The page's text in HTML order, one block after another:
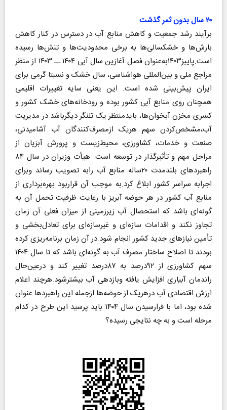
۲۰ سال بدون ثمر گذشت
برآیند رشد جمعیت و کاهش منابع آب در دسترس در کنار کاهش
بارش‌ها و خشکسالی‌ها به برخی محدودیت‌ها و تنش‌ها رسیده
است.پاییز۱۴۰۳به‌عنوان فصل آغازین سال آبی ۱۴۰۴ ــ ۱۴۰۳ از منظر
مراجع ملی و بین‌المللی هواشناسی، سال خشک و نسبتا گرمی برای
ایران پیش‌بینی شده است. این یعنی سایه تغییرات اقلیمی
همچنان روی منابع آبی کشور بوده و رودخانه‌های خشک کشور و
کسری مخزن آبخوان‌ها، بایدمنتظر یک تلنگر دیگرباشد.در مدیریت
آب،مشخص‌کردن سهم هریک ازمصرف‌کنندگان آب آشامیدنی،
صنعت و خدمات، کشاورزی، محیط‌زیست و پرورش آبزیان از
مراحل مهم و تأثیرگذار در توسعه است. هیأت وزیران در سال ۸۴
راهبردهای بلندمدت ۲۰ساله منابع آب رابه تصویب رساند وبرای
اجرابه سراسر کشور ابلاغ کرد.به موجب آن قراربود بهره‌برداری از
منابع آب کشور در هر حوضه آبریز با رعایت ظرفیت تحمل آن به
گونه‌ای باشد که استحصال آب زیرزمینی از میزان فعلی آن زمان
تجاوز نکند و اقدامات سازه‌ای و غیرسازه‌ای برای تعادل‌بخشی و
تأمین نیازهای جدید کشور انجام شود.در آن زمان برنامه‌ریزی کرده
بودند تا اصلاح ساختار مصرف آب به گونه‌ای باشد که تا سال ۱۴۰۴
سهم کشاورزی از ۹۲درصد به ۸۷درصد تغییر کند و درعین‌حال
راندمان آبیاری افزایش یافته وبازدهی آب بیشترشود.هرچند اعلام
ارزش اقتصادی آب درهریک از حوضه‌ها ازجمله این راهبردها عنوان
شده بود، اما با فرارسیدن سال ۱۴۰۴ باید پرسید این طرح در کدام
مرحله است و به چه نتایجی رسیده؟